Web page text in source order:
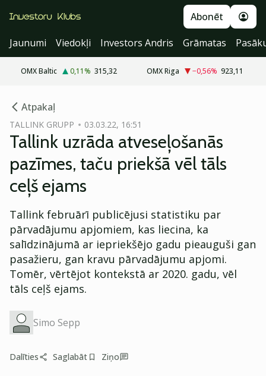
Abonēt
Jaunumi
Viedokļi Investors Andris Grāmatas
OMX Baltic 0,11% 315,32 OMX Riga −0,56% 923,11
Atpakaļ
TALLINK GRUPP 03.03.22, 16:51
Tallink uzrāda atveseļošanās
pazīmes, taču priekšā vēl tāls
ceļš ejams
Tallink februārī publicējusi statistiku par
pārvadājumu apjomiem, kas liecina, ka
salīdzinājumā ar iepriekšējo gadu pieauguši gan
pasažieru, gan kravu pārvadājumu apjomi.
Tomēr, vērtējot kontekstā ar 2020. gadu, vēl
tāls ceļš ejams.
Simo Sepp
Dalīties Saglabāt Ziņo